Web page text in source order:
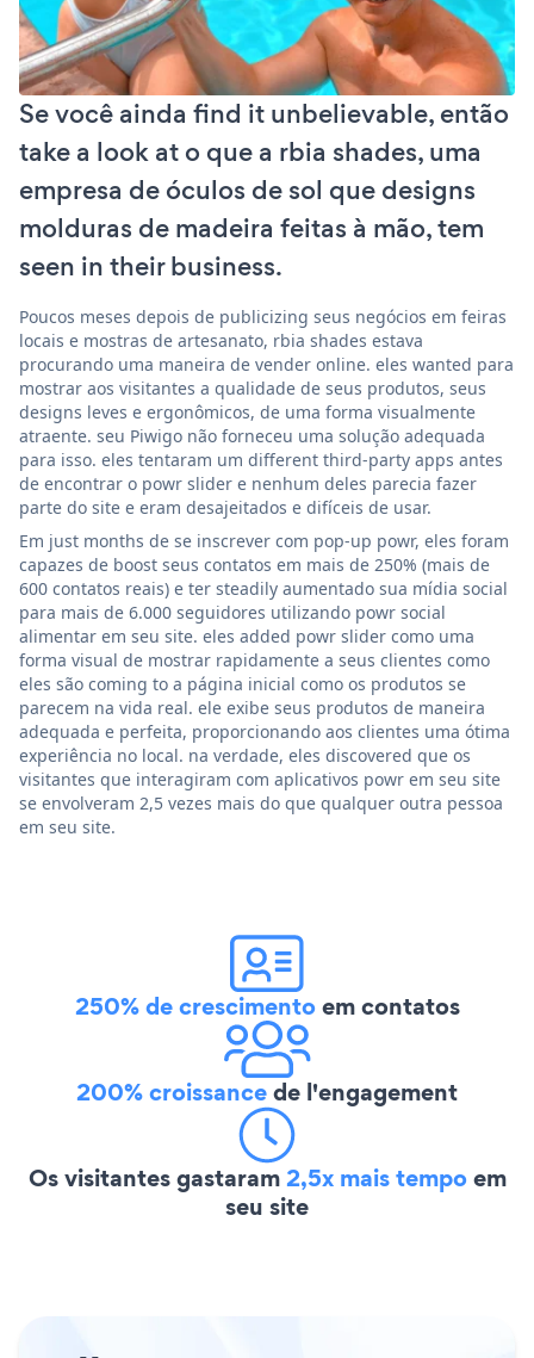
Se você ainda find it unbelievable, então
take a look at o que a rbia shades, uma
empresa de óculos de sol que designs
molduras de madeira feitas à mão, tem
seen in their business.
Poucos meses depois de publicizing seus negócios em feiras
locais e mostras de artesanato, rbia shades estava
procurando uma maneira de vender online. eles wanted para
mostrar aos visitantes a qualidade de seus produtos, seus
designs leves e ergonômicos, de uma forma visualmente
atraente. seu Piwigo não forneceu uma solução adequada
para isso. eles tentaram um different third-party apps antes
de encontrar o powr slider e nenhum deles parecia fazer
parte do site e eram desajeitados e difíceis de usar.
Em just months de se inscrever com pop-up powr, eles foram
capazes de boost seus contatos em mais de 250% (mais de
600 contatos reais) e ter steadily aumentado sua mídia social
para mais de 6.000 seguidores utilizando powr social
alimentar em seu site. eles added powr slider como uma
forma visual de mostrar rapidamente a seus clientes como
eles são coming to a página inicial como os produtos se
parecem na vida real. ele exibe seus produtos de maneira
adequada e perfeita, proporcionando aos clientes uma ótima
experiência no local. na verdade, eles discovered que os
visitantes que interagiram com aplicativos powr em seu site
se envolveram 2,5 vezes mais do que qualquer outra pessoa
em seu site.
250% de crescimentoem contatos
200% croissancede l'engagement
Os visitantes gastaram2,5x mais tempoem
seu site